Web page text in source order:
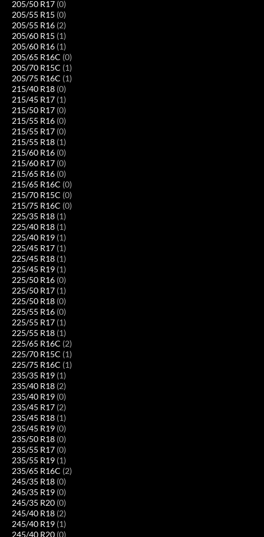
205/50 R17 (0)
205/55 R15 (0)
205/55 R16 (2)
205/60 R15 (1)
205/60 R16 (1)
205/65 R16C (0)
205/70 R15C (1)
205/75 R16C (1)
215/40 R18 (0)
215/45 R17 (1)
215/50 R17 (0)
215/55 R16 (0)
215/55 R17 (0)
215/55 R18 (1)
215/60 R16 (0)
215/60 R17 (0)
215/65 R16 (0)
215/65 R16C (0)
215/70 R15C (0)
215/75 R16C (0)
225/35 R18 (1)
225/40 R18 (1)
225/40 R19 (1)
225/45 R17 (1)
225/45 R18 (1)
225/45 R19 (1)
225/50 R16 (0)
225/50 R17 (1)
225/50 R18 (0)
225/55 R16 (0)
225/55 R17 (1)
225/55 R18 (1)
225/65 R16C (2)
225/70 R15C (1)
225/75 R16C (1)
235/35 R19 (1)
235/40 R18 (2)
235/40 R19 (0)
235/45 R17 (2)
235/45 R18 (1)
235/45 R19 (0)
235/50 R18 (0)
235/55 R17 (0)
235/55 R19 (1)
235/65 R16C (2)
245/35 R18 (0)
245/35 R19 (0)
245/35 R20 (0)
245/40 R18 (2)
245/40 R19 (1)
245/40 R20 (0)